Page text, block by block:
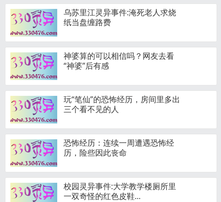
乌苏里江灵异事件:淹死老人求烧
纸当盘缠路费
神婆算的可以相信吗？网友去看
“神婆”后有感
玩“笔仙”的恐怖经历，房间里多出
三个看不见的人
恐怖经历：连续一周遭遇恐怖经
历，险些因此丧命
校园灵异事件:大学教学楼厕所里
一双奇怪的红色皮鞋...